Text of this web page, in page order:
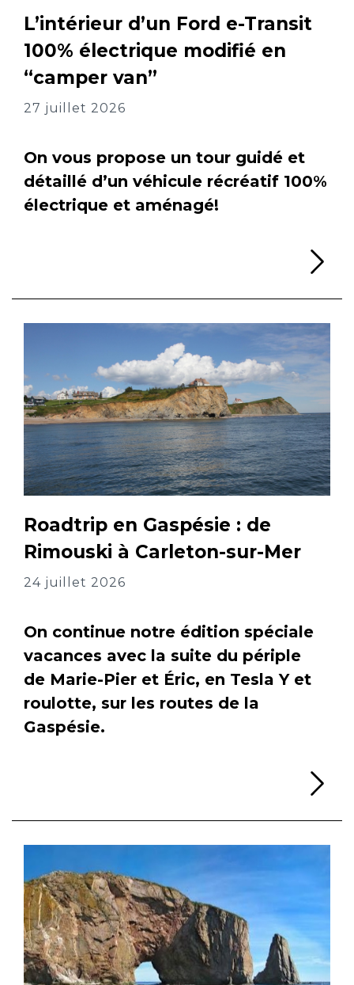
L’intérieur d’un Ford e-Transit
100% électrique modifié en
“camper van”
27 juillet 2026
On vous propose un tour guidé et
détaillé d’un véhicule récréatif 100%
électrique et aménagé!
Roadtrip en Gaspésie : de
Rimouski à Carleton-sur-Mer
24 juillet 2026
On continue notre édition spéciale
vacances avec la suite du périple
de Marie-Pier et Éric, en Tesla Y et
roulotte, sur les routes de la
Gaspésie.